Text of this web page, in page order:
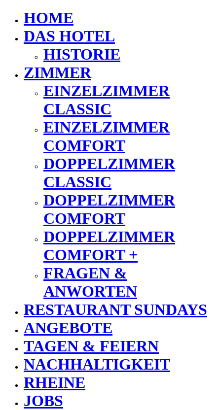
HOME
DAS HOTEL
HISTORIE
ZIMMER
EINZELZIMMER
CLASSIC
EINZELZIMMER
COMFORT
DOPPELZIMMER
CLASSIC
DOPPELZIMMER
COMFORT
DOPPELZIMMER
COMFORT +
FRAGEN &
ANWORTEN
RESTAURANT SUNDAYS
ANGEBOTE
TAGEN & FEIERN
NACHHALTIGKEIT
RHEINE
JOBS